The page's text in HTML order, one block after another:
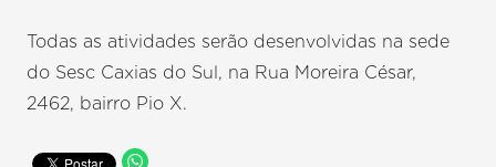
Todas as atividades serão desenvolvidas na sede
do Sesc Caxias do Sul, na Rua Moreira César,
2462, bairro Pio X.